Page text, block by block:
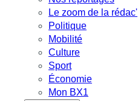
Le zoom de la rédac'
Politique
Mobilité
Culture
Sport
Économie
Mon BX1